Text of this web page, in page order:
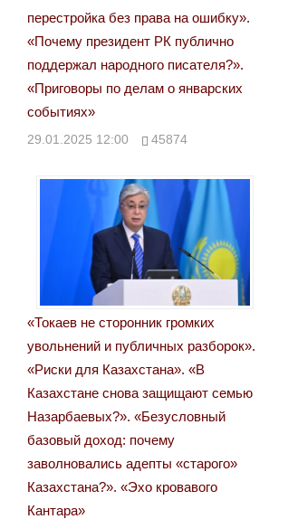
перестройка без права на ошибку».
«Почему президент РК публично
поддержал народного писателя?».
«Приговоры по делам о январских
событиях»
29.01.2025 12:00 45874
«Токаев не сторонник громких
увольнений и публичных разборок».
«Риски для Казахстана». «В
Казахстане снова защищают семью
Назарбаевых?». «Безусловный
базовый доход: почему
заволновались адепты «старого»
Казахстана?». «Эхо кровавого
Кантара»